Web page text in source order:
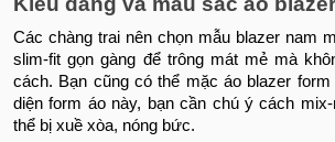
Các chàng trai nên chọn mẫu blazer nam
slim-fit gọn gàng để trông mát mẻ mà
cách. Bạn cũng có thể mặc áo blazer form
diện form áo này, bạn cần chú ý cách
thể bị xuề xòa, nóng bức.